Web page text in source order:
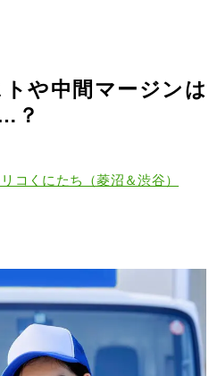
や中間マージンは
？
コくにたち（菱沼＆渋谷）